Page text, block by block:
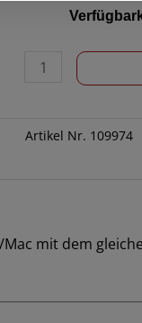
Vinyl/Paar
Artikel Nr. 109974
mit dem